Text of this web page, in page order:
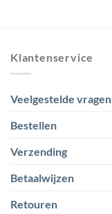
Klantenservice
Veelgestelde vragen
Bestellen
Verzending
Betaalwijzen
Retouren